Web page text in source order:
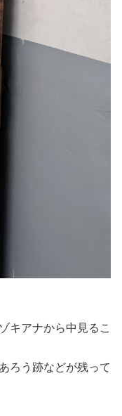
キアナから中見るこ
ろう跡などが残って